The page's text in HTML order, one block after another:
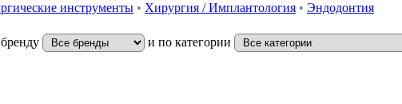
инструменты • Хирургия / Имплантология • Эндодонтия
и по категории